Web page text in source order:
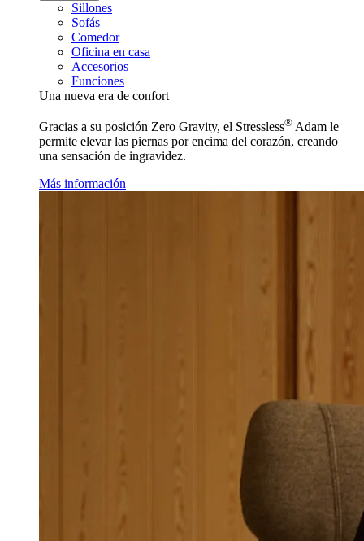
Sillones
Sofás
Comedor
Oficina en casa
Accesorios
Funciones
Una nueva era de confort
Gracias a su posición Zero Gravity, el Stressless® Adam le
permite elevar las piernas por encima del corazón, creando
una sensación de ingravidez.
Más información